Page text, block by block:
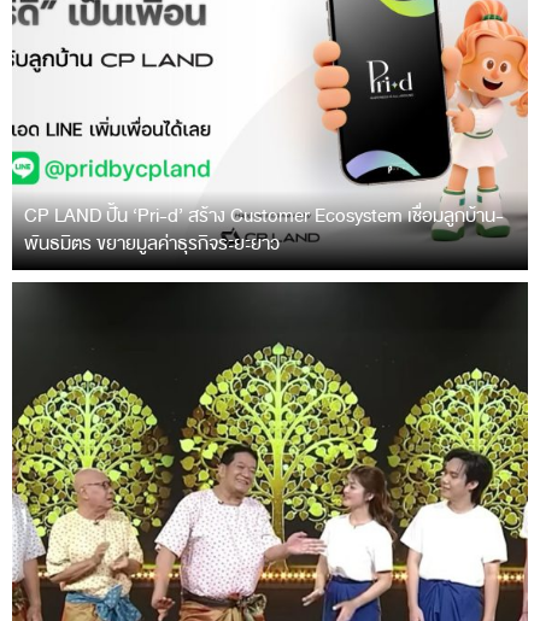
CP LAND ปั้น ‘Pri-d’ สร้าง Customer Ecosystem เชื่อมลูกบ้าน-
พันธมิตร ขยายมูลค่าธุรกิจระยะยาว